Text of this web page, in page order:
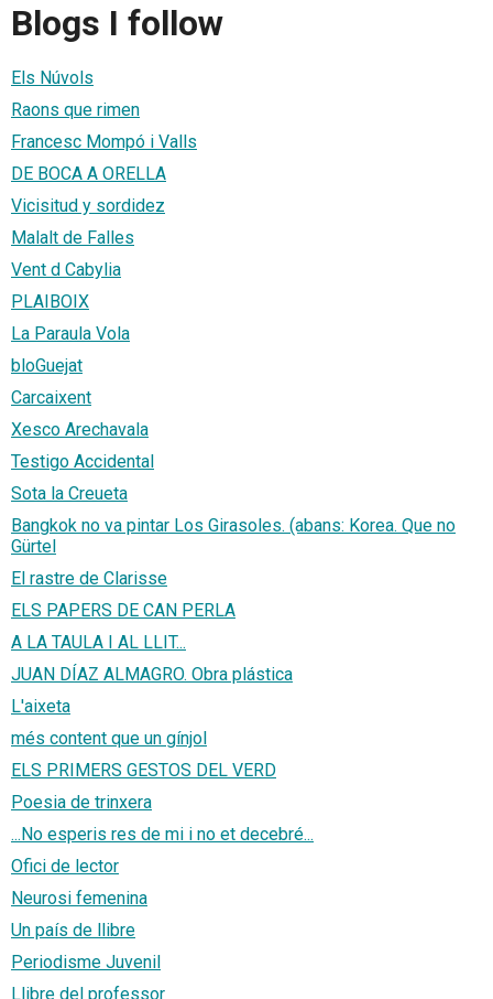
Blogs I follow
Els Núvols
Raons que rimen
Francesc Mompó i Valls
DE BOCA A ORELLA
Vicisitud y sordidez
Malalt de Falles
Vent d Cabylia
PLAIBOIX
La Paraula Vola
bloGuejat
Carcaixent
Xesco Arechavala
Testigo Accidental
Sota la Creueta
Bangkok no va pintar Los Girasoles. (abans: Korea. Que no
Gürtel
El rastre de Clarisse
ELS PAPERS DE CAN PERLA
A LA TAULA I AL LLIT...
JUAN DÍAZ ALMAGRO. Obra plástica
L'aixeta
més content que un gínjol
ELS PRIMERS GESTOS DEL VERD
Poesia de trinxera
...No esperis res de mi i no et decebré...
Ofici de lector
Neurosi femenina
Un país de llibre
Periodisme Juvenil
Llibre del professor